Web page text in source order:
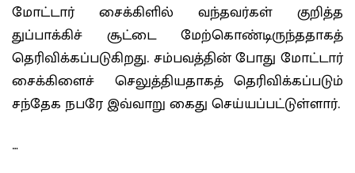
மோட்டார் சைக்கிளில் வந்தவர்கள் குறித்த
துப்பாக்கிச் சூட்டை மேற்கொண்டிருந்ததாகத்
தெரிவிக்கப்படுகிறது. சம்பவத்தின் போது மோட்டார்
சைக்கிளைச் செலுத்தியதாகத் தெரிவிக்கப்படும்
சந்தேக நபரே இவ்வாறு கைது செய்யப்பட்டுள்ளார்.
…